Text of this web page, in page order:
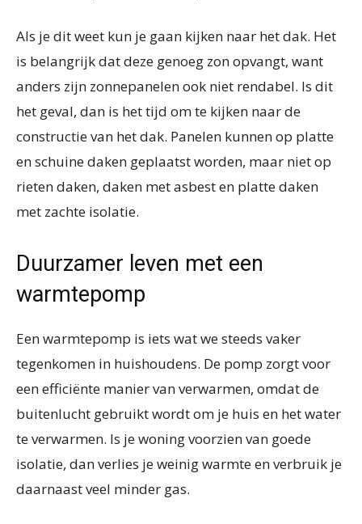
Als je dit weet kun je gaan kijken naar het dak. Het
is belangrijk dat deze genoeg zon opvangt, want
anders zijn zonnepanelen ook niet rendabel. Is dit
het geval, dan is het tijd om te kijken naar de
constructie van het dak. Panelen kunnen op platte
en schuine daken geplaatst worden, maar niet op
rieten daken, daken met asbest en platte daken
met zachte isolatie.
Duurzamer leven met een
warmtepomp
Een warmtepomp is iets wat we steeds vaker
tegenkomen in huishoudens. De pomp zorgt voor
een efficiënte manier van verwarmen, omdat de
buitenlucht gebruikt wordt om je huis en het water
te verwarmen. Is je woning voorzien van goede
isolatie, dan verlies je weinig warmte en verbruik je
daarnaast veel minder gas.